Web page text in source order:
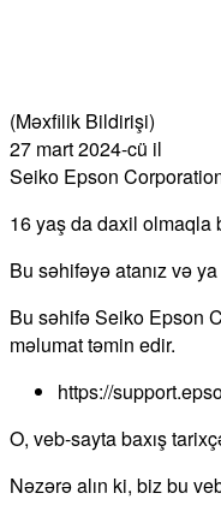
(Məxfilik Bildirişi)
27 mart 2024-cü il
Seiko Epson
16 yaş da daxil olmaqla
Bu səhifəyə atanız və
Bu səhifə Seiko Epson
məlumat təmin edir.
https://
O, veb-sayta baxış
Nəzərə alın ki, biz bu